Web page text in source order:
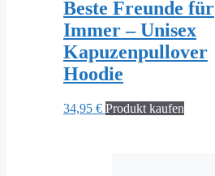
Beste Freunde für
Immer – Unisex
Kapuzenpullover
Hoodie
34,95 € Produkt kaufen